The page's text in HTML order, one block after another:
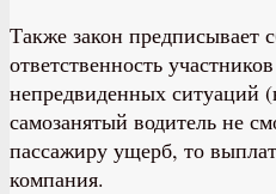
Также закон предписывает
ответственность
непредвиденных ситуаций
самозанятый водитель не
пассажиру ущерб, то
компания.